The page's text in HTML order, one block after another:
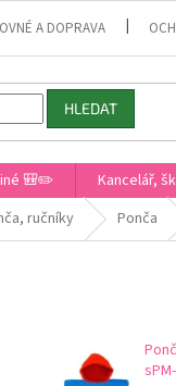
A DOPRAVA
HLEDAT
🎒✏️ Kancelář,
ručníky Ponča